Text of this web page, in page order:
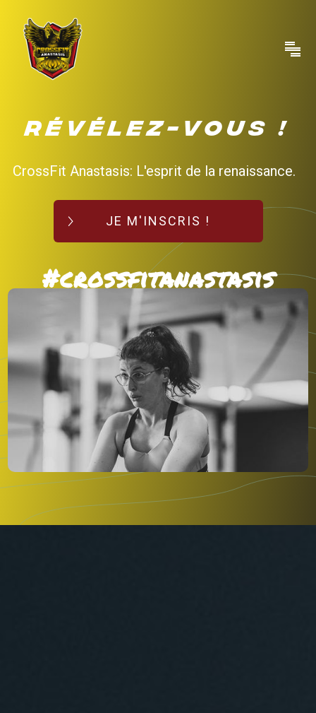
RÉVÉLEZ-VOUS !
CrossFit Anastasis: L'esprit de la renaissance.
JE M'INSCRIS !
#crossfitanastasis